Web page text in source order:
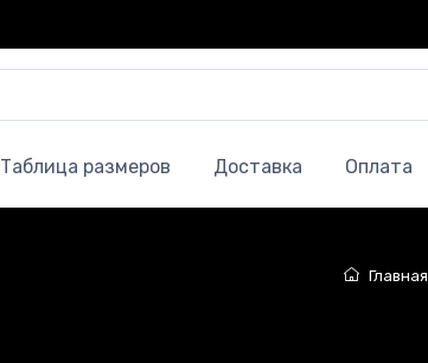
Таблица размеров Доставка Оплата
Главная